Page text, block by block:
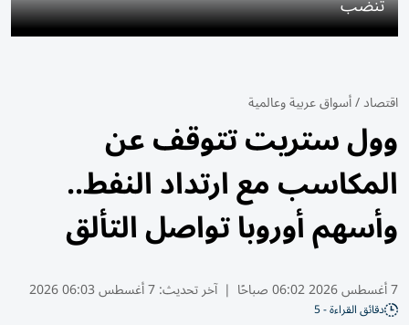
اقتصاد/أسواق عربية وعالمية
وول ستريت تتوقف عن
المكاسب مع ارتداد النفط..
وأسهم أوروبا تواصل التألق
7 أغسطس 2026 06:02 صباحًا | آخر تحديث:7 أغسطس 06:03 2026
دقائق القراءة - 5